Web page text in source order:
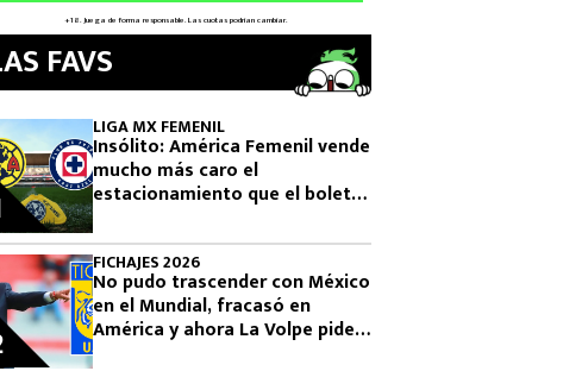
FAVS
LIGA MX FEMENIL
Insólito: América Femenil vende
mucho más caro el
estacionamiento que el boleto
FICHAJES 2026
No pudo trascender con México
en el Mundial, fracasó en
América y ahora La Volpe pide